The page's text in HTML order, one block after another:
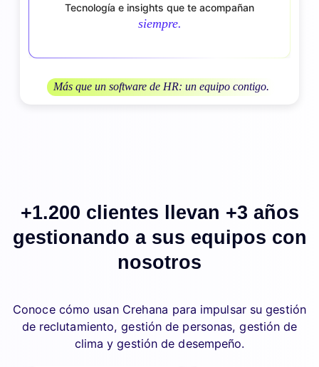
Tecnología e insights que te acompañan
siempre.
Más que un software de HR: un equipo contigo.
+1.200 clientes llevan +3 años
gestionando a sus equipos con
nosotros
Conoce cómo usan Crehana para impulsar su gestión
de reclutamiento, gestión de personas, gestión de
clima y gestión de desempeño.